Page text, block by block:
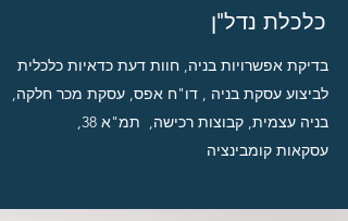
כלכלת נדל"ן
בדיקת אפשרויות בניה, חוות דעת כדאיות כלכלית
לביצוע עסקת בניה , דו"ח אפס, עסקת מכר חלקה,
בניה עצמית, קבוצות רכישה, תמ"א 38,
עסקאות קומבינציה